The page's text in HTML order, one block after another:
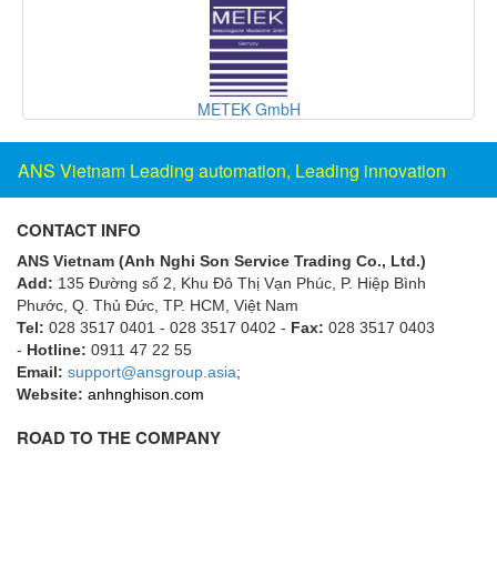
Electronic Design System S.R.L Vietnam
Elektrogas Vietnam
ELETTA
Elettrotek Kabel
ELGO Electronic
ELIS PLZEŇ
ELMEKO
ELMESS-Thermosystemtechnik
Eltex-Elektrostatik
METEK GmbH
ANS Vietnam Leading automation, Leading innovation
CONTACT INFO
ANS Vietnam (Anh Nghi Son Service Trading Co., Ltd.)
Add: 135 Đường số 2, Khu Đô Thị Vạn Phúc, P. Hiệp Bình
Phước, Q. Thủ Đức, TP. HCM , Việt Nam
Tel: 028 3517 0401 - 028 3517 0402 - Fax: 028 3517 0403
- Hotline: 0911 47 22 55
Email: support@ansgroup.asia;
Website: anhnghison.com
ROAD TO THE COMPANY